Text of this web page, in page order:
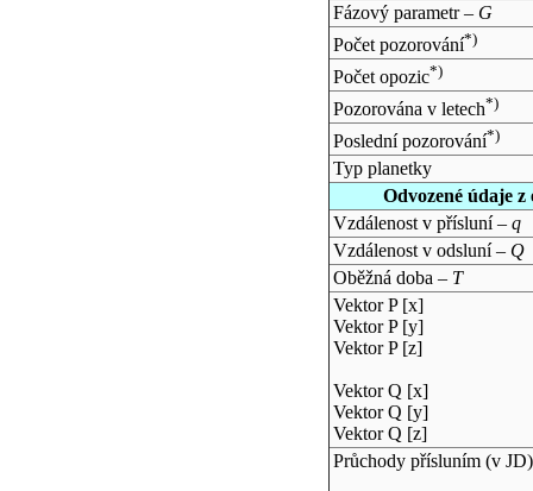
Fázový parametr – G
Počet pozorování*)
Počet opozic*)
Pozorována v letech*)
Poslední pozorování*)
Typ planetky
Odvozené údaje
Vzdálenost v přísluní – q
Vzdálenost v odsluní – Q
Oběžná doba – T
Vektor P [x]
Vektor P [y]
Vektor P [z]
Vektor Q [x]
Vektor Q [y]
Vektor Q [z]
Průchody přísluním (v JD)